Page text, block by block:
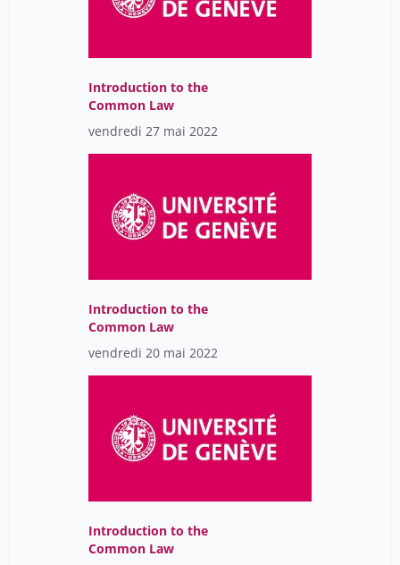
Introduction to the
Common Law
vendredi 27 mai 2022
Introduction to the
Common Law
vendredi 20 mai 2022
Introduction to the
Common Law